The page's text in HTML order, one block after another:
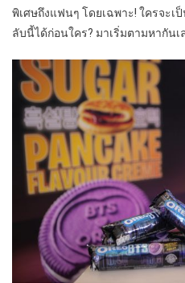
พิเศษถึงแฟนๆ โดยเฉพาะ! ใครจะ
ลับนี้ได้ก่อนใคร? มาเริ่มตามหากันเ